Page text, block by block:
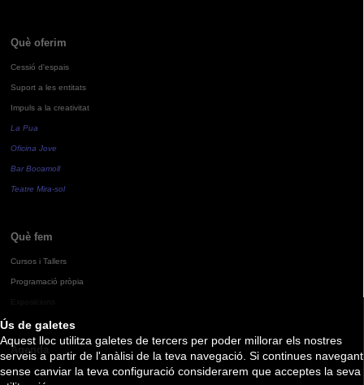
Ús de galetes
Aquest lloc utilitza galetes de tercers per poder millorar els nostres
serveis a partir de l'anàlisi de la teva navegació. Si continues navegant
sense canviar la teva configuració considerarem que acceptes la seva
Què oferim
Cessió d'espais
Suport a les entitats
Impuls a la creativitat
La Pua
Oficina Jove
Bar Bocamoll
Teatre Mira-sol
Què fem
Cursos i Tallers
Programació pròpia
Agenda